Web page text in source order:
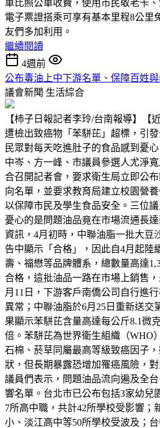
車比照公車收費，使用市民敬老卡
電子票證搭乘可享有基本里程8公里
友們多加利用。
繼續閱讀
4週前
公布毒油上中下游名單、保障百姓
議會新聞 生活綜合
【柿子日報記者李玲/台南報導】【
遭檢出致癌物「苯駢芘」超標，引
民眾對每天吃進肚子的食品感到憂
中岑、方一峰、市議員參選人尤淨
合召開記者會，要求衛生局立即公
向名單，並要求教育局建立校園營
以保障市民及學生食品安全。三位
憂心的是問題油品竟在市場流通長
資訊，4月初時，中聯油脂一批大豆
告中顯示「合格」，因此自4月起陸
壽、福懋等品牌體系，總數量高達
合格，這批油品一路在市場上銷售
月11日，下游客戶南僑公司自行進
異常；中聯油脂於6月25日重新送交
果顯示苯駢芘含量高達每公斤8.1微
倍。苯駢芘為世界衛生組織（WHO
石棉、菸草同屬最高等級致癌因子
狀，但長期暴露恐增加罹癌風險，
議員們表示，問題油品流向遍及全
響名單。台北市已公布包括3家幼兒
7所高中職，共計42所學校受影響；
小、淡江高中等50所學校受波及；